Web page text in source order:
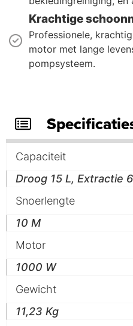
Krachtige
Professionele,
motor met lange
pompsysteem.
Capaciteit
Droog 15 L, Extractie
Snoerlengte
10 M
Motor
1000 W
Gewicht
11,23 Kg